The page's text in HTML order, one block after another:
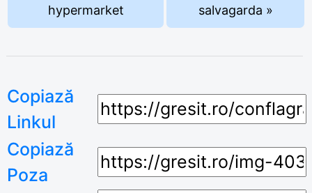
hypermarket
salvagarda »
Copiază
Linkul
Copiază
Poza